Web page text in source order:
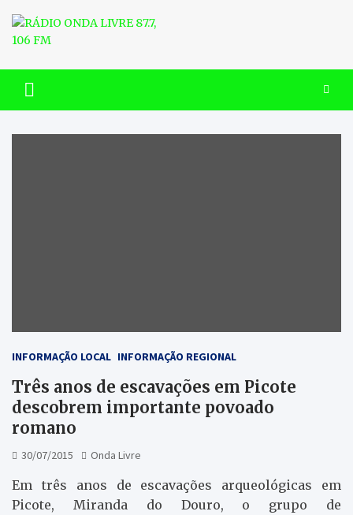
content
RÁDIO ONDA LIVRE 87.7, 106
FM
INFORMAÇÃO LOCAL INFORMAÇÃO REGIONAL
Três anos de escavações em Picote
descobrem importante povoado
romano
30/07/2015 Onda Livre
Em três anos de escavações arqueológicas em
Picote, Miranda do Douro, o grupo de